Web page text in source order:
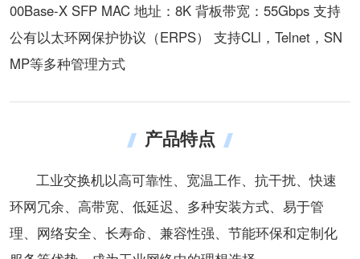
00Base-X SFP MAC 地址：8K 背板带宽：55Gbps 支持
公有以太环网保护协议（ERPS） 支持CLl，Telnet，SN
MP等多种管理方式
产品特点
工业交换机以高可靠性、宽温工作、抗干扰、快速
环网冗余、高带宽、低延迟、多种安装方式、易于管
理、网络安全、长寿命、兼容性强、节能环保和定制化